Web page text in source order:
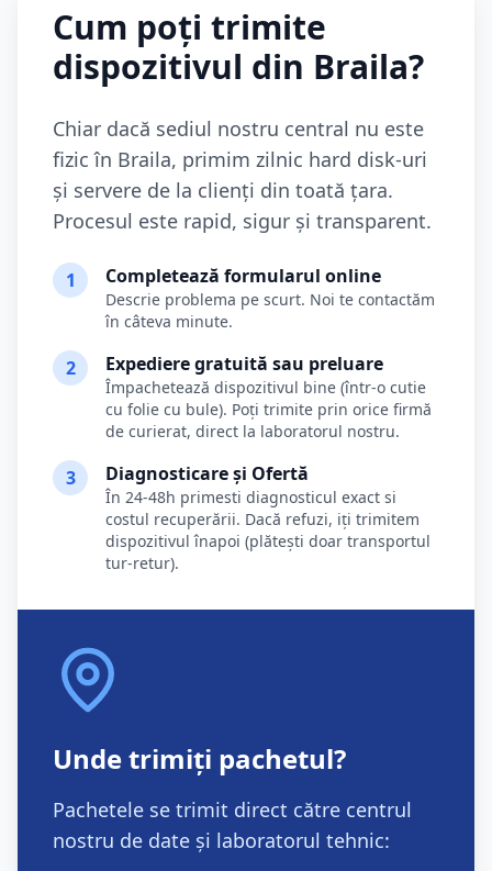
Cum poți trimite
dispozitivul din Braila?
Chiar dacă sediul nostru central nu este
fizic în Braila, primim zilnic hard disk-uri
și servere de la clienți din toată țara.
Procesul este rapid, sigur și transparent.
1 Completează formularul online
Descrie problema pe scurt. Noi te contactăm
în câteva minute.
2 Expediere gratuită sau preluare
Împachetează dispozitivul bine (într-o cutie
cu folie cu bule). Poți trimite prin orice firmă
de curierat, direct la laboratorul nostru.
3 Diagnosticare și Ofertă
În 24-48h primesti diagnosticul exact si
costul recuperării. Dacă refuzi, iți trimitem
dispozitivul înapoi (plătești doar transportul
tur-retur).
Unde trimiți pachetul?
Pachetele se trimit direct către centrul
nostru de date și laboratorul tehnic: